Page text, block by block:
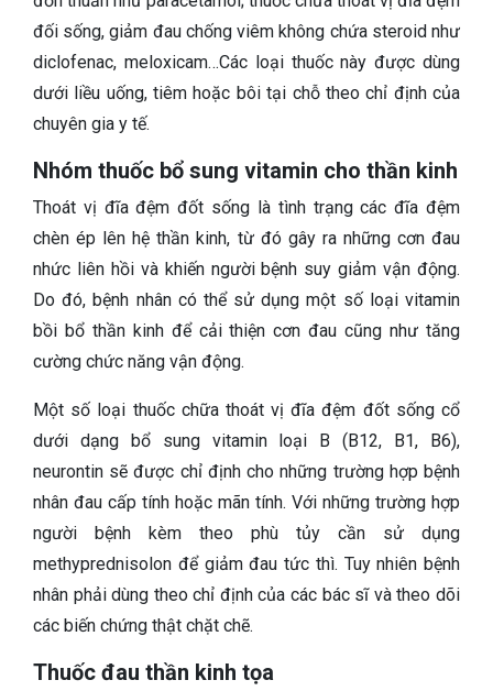
đối sống, giảm đau chống viêm không chứa steroid như
diclofenac, meloxicam…Các loại thuốc này được dùng
dưới liều uống, tiêm hoặc bôi tại chỗ theo chỉ định của
chuyên gia y tế.
Nhóm thuốc bổ sung vitamin cho thần kinh
Thoát vị đĩa đệm đốt sống là tình trạng các đĩa đệm
chèn ép lên hệ thần kinh, từ đó gây ra những cơn đau
nhức liên hồi và khiến người bệnh suy giảm vận động.
Do đó, bệnh nhân có thể sử dụng một số loại vitamin
bồi bổ thần kinh để cải thiện cơn đau cũng như tăng
cường chức năng vận động.
Một số loại thuốc chữa thoát vị đĩa đệm đốt sống cổ
dưới dạng bổ sung vitamin loại B (B12, B1, B6),
neurontin sẽ được chỉ định cho những trường hợp bệnh
nhân đau cấp tính hoặc mãn tính. Với những trường hợp
người bệnh kèm theo phù tủy cần sử dụng
methyprednisolon để giảm đau tức thì. Tuy nhiên bệnh
nhân phải dùng theo chỉ định của các bác sĩ và theo dõi
các biến chứng thật chặt chẽ.
Thuốc đau thần kinh tọa